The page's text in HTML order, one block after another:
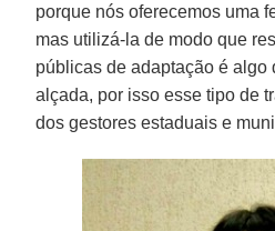
porque nós oferecemos uma
mas utilizá-la de modo que
públicas de adaptação é algo
alçada, por isso esse tipo de
dos gestores estaduais e